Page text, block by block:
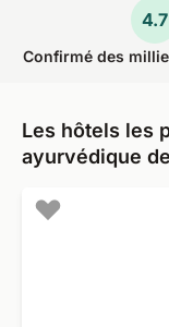
4.7
Confirmé des
Les hôtels les
ayurvédique